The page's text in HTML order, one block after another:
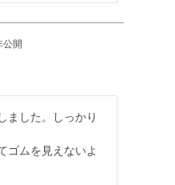
公開
ました。しっかり
ゴムを見えないよ